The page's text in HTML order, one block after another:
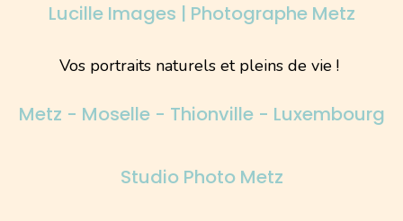
Lucille Images | Photographe Metz
Vos portraits naturels et pleins de vie !
Metz - Moselle - Thionville - Luxembourg
Studio Photo Metz